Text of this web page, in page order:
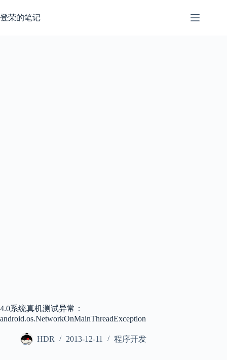
过
登荣的笔记
4.0系统真机测试异常：
android.os.NetworkOnMainThreadException
HDR 2013-12-11 程序开发